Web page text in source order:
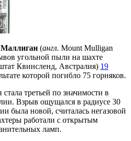
(англ. Mount Mulligan
угольной пыли на шахте
Квинсленд, Австралия) 19
которой погибло 75 горняков.
третьей по значимости в
Взрыв ощущался в радиусе 30
была новой, считалась негазовой
работали с открытым
ламп.